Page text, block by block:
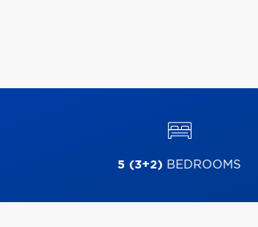
5 (3+2) BEDROOMS